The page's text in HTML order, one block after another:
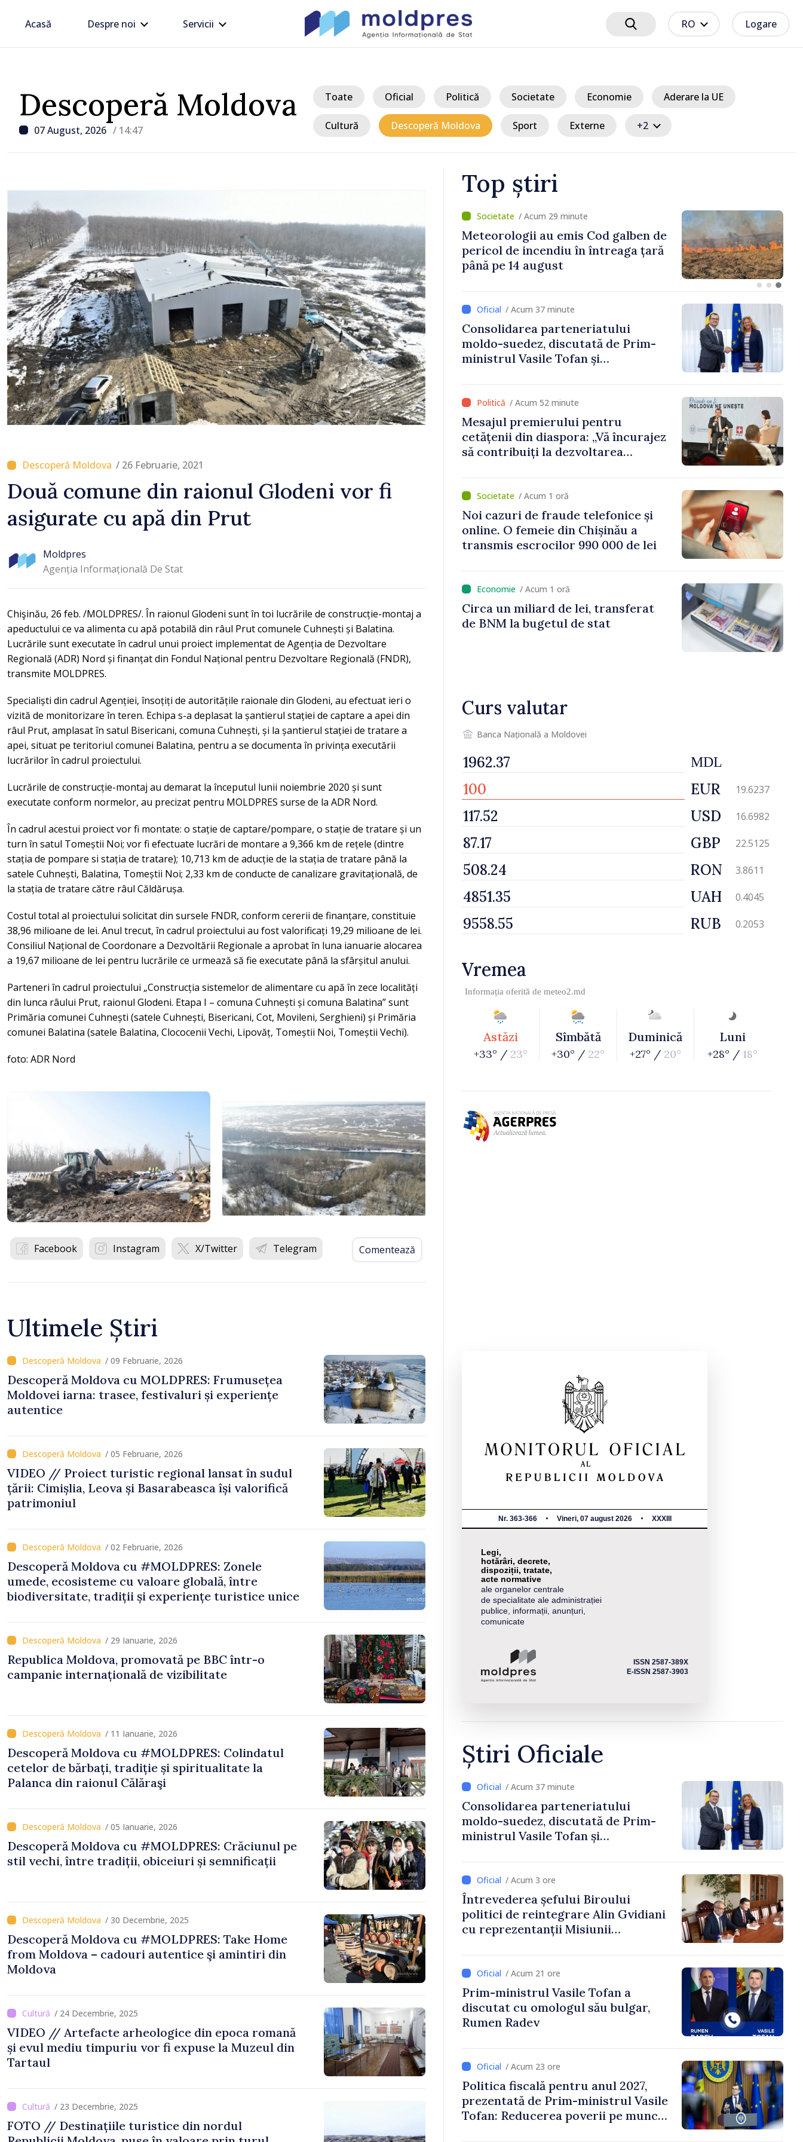
Acasă Despre noi Servicii RO Logare
Descoperă Moldova
07 August, 2026 / 14:47
Toate Oficial Politică Societate Economie Aderare la UE
Cultură Descoperă Moldova Sport Externe +2
/ 26 Februarie, 2021
Două comune din raionul Glodeni vor fi
asigurate cu apă din Prut
Moldpres
Agenția Informațională De Stat
Chişinău, 26 feb. /MOLDPRES/. În raionul Glodeni sunt în toi lucrările de construcție-montaj a
apeductului ce va alimenta cu apă potabilă din râul Prut comunele Cuhnești și Balatina.
Lucrările sunt executate în cadrul unui proiect implementat de Agenția de Dezvoltare
Regională (ADR) Nord și finanțat din Fondul Național pentru Dezvoltare Regională (FNDR),
transmite MOLDPRES.
Specialiști din cadrul Agenției, însoțiți de autoritățile raionale din Glodeni, au efectuat ieri o
vizită de monitorizare în teren. Echipa s-a deplasat la șantierul stației de captare a apei din
râul Prut, amplasat în satul Bisericani, comuna Cuhnești, și la șantierul stației de tratare a
apei, situat pe teritoriul comunei Balatina, pentru a se documenta în privința executării
lucrărilor în cadrul proiectului.
Lucrările de construcție-montaj au demarat la începutul lunii noiembrie 2020 și sunt
executate conform normelor, au precizat pentru MOLDPRES surse de la ADR Nord.
În cadrul acestui proiect vor fi montate: o stație de captare/pompare, o stație de tratare și un
turn în satul Tomeștii Noi; vor fi efectuate lucrări de montare a 9,366 km de rețele (dintre
stația de pompare si stația de tratare); 10,713 km de aducție de la stația de tratare până la
satele Cuhnești, Balatina, Tomeștii Noi; 2,33 km de conducte de canalizare gravitațională, de
la stația de tratare către râul Căldărușa.
Costul total al proiectului solicitat din sursele FNDR, conform cererii de finanțare, constituie
38,96 milioane de lei. Anul trecut, în cadrul proiectului au fost valorificați 19,29 milioane de lei.
Consiliul Național de Coordonare a Dezvoltării Regionale a aprobat în luna ianuarie alocarea
a 19,67 milioane de lei pentru lucrările ce urmează să fie executate până la sfârșitul anului.
Parteneri în cadrul proiectului „Construcția sistemelor de alimentare cu apă în zece localități
din lunca râului Prut, raionul Glodeni. Etapa I – comuna Cuhnești și comuna Balatina” sunt
Primăria comunei Cuhnești (satele Cuhnești, Bisericani, Cot, Movileni, Serghieni) și Primăria
comunei Balatina (satele Balatina, Clococenii Vechi, Lipovăț, Tomeștii Noi, Tomeștii Vechi).
foto: ADR Nord
Facebook Instagram X/Twitter Telegram Comentează
Ultimele Știri
/ 09 Februarie, 2026
Descoperă Moldova cu MOLDPRES: Frumusețea
Moldovei iarna: trasee, festivaluri și experiențe
autentice
/ 05 Februarie, 2026
VIDEO // Proiect turistic regional lansat în sudul
țării: Cimișlia, Leova și Basarabeasca își valorifică
patrimoniul
/ 02 Februarie, 2026
Descoperă Moldova cu #MOLDPRES: Zonele
umede, ecosisteme cu valoare globală, între
biodiversitate, tradiții și experiențe turistice unice
/ 29 Ianuarie, 2026
Republica Moldova, promovată pe BBC într-o
campanie internațională de vizibilitate
/ 11 Ianuarie, 2026
Descoperă Moldova cu #MOLDPRES: Colindatul
cetelor de bărbați, tradiție și spiritualitate la
Palanca din raionul Călăraşi
/ 05 Ianuarie, 2026
Descoperă Moldova cu #MOLDPRES: Crăciunul pe
stil vechi, între tradiții, obiceiuri și semnificații
/ 30 Decembrie, 2025
Descoperă Moldova cu #MOLDPRES: Take Home
from Moldova – cadouri autentice şi amintiri din
Moldova
/ 24 Decembrie, 2025
VIDEO // Artefacte arheologice din epoca romană
și evul mediu timpuriu vor fi expuse la Muzeul din
Tartaul
/ 23 Decembrie, 2025
FOTO // Destinațiile turistice din nordul
Top știri
/ Acum 20 minute
GALERIE FOTO // Diaspora, acasă:
Imagini de la cea mai mare
reuniune a moldovenilor de peste
hotare
/ Acum 29 minute
Meteorologii au emis Cod galben de
pericol de incendiu în întreaga țară
până pe 14 august
/ Acum 37 minute
Consolidarea parteneriatului
moldo-suedez, discutată de Prim-
ministrul Vasile Tofan și
/ Acum 52 minute
Mesajul premierului pentru
cetățenii din diaspora: „Vă încurajez
să contribuiți la dezvoltarea
/ Acum 1 oră
Noi cazuri de fraude telefonice și
online. O femeie din Chișinău a
transmis escrocilor 990 000 de lei
/ Acum 1 oră
Circa un miliard de lei, transferat
de BNM la bugetul de stat
Curs valutar
Banca Națională a Moldovei
MDL
EUR 19.6237
USD 16.6982
GBP 22.5125
RON 3.8611
UAH 0.4045
RUB 0.2053
Vremea
Informația oferită de meteo2.md
Astăzi
+33° / 23°
Sîmbătă
+30° / 22°
Duminică
+27° / 20°
Luni
+28° / 18°
Nr. 363-366 Vineri, 07 august 2026 XXXIII
Legi,
hotărâri, decrete,
dispoziții, tratate,
acte normative
ale organelor centrale
de specialitate ale administrației
publice, informații, anunțuri,
comunicate
ISSN 2587-389X
E-ISSN 2587-3903
Știri Oficiale
/ Acum 37 minute
Consolidarea parteneriatului
moldo-suedez, discutată de Prim-
ministrul Vasile Tofan și
/ Acum 3 ore
Întrevederea șefului Biroului
politici de reintegrare Alin Gvidiani
cu reprezentanții Misiunii
/ Acum 21 ore
Prim-ministrul Vasile Tofan a
discutat cu omologul său bulgar,
Rumen Radev
/ Acum 23 ore
Politica fiscală pentru anul 2027,
prezentată de Prim-ministrul Vasile
Tofan: Reducerea poverii pe muncă,